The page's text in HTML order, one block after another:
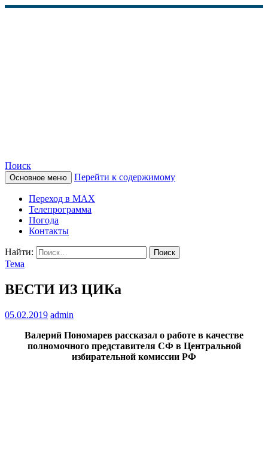
КАМЧАТСКОЕ
ИНФОРМАЦИОННОЕ
АГЕНТСТВО (КИА
«ВЕСТИ»)
Поиск
Основное меню Перейти к содержимому
Переход в MAX
Телепрограмма
Погода
Контакты
Найти:
Тема
ВЕСТИ ИЗ ЦИКа
05.02.2019 admin
Валерий Пономарев рассказал о работе в качестве
полномочного представителя СФ в Центральной
избирательной комиссии РФ